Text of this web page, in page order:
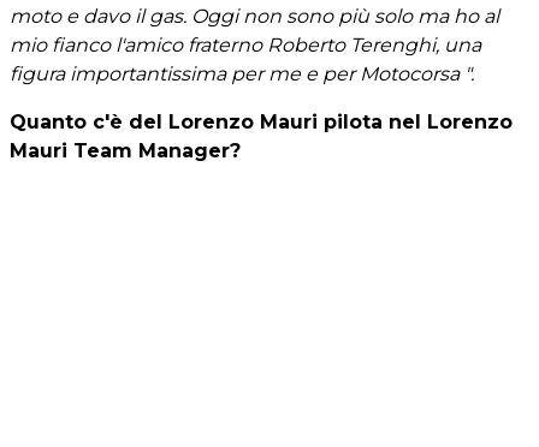
moto e davo il gas. Oggi non sono più solo ma ho al
mio fianco l'amico fraterno Roberto Terenghi, una
figura importantissima per me e per Motocorsa ".
Quanto c'è del Lorenzo Mauri pilota nel Lorenzo
Mauri Team Manager?